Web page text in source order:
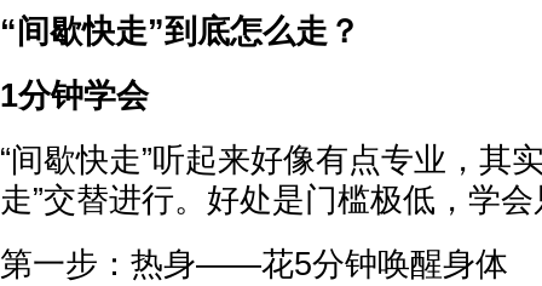
“间歇快走”到底怎么走？
1分钟学会
“间歇快走”听起来好像有点专业，其
走”交替进行。好处是门槛极低，学
第一步：热身——花5分钟唤醒身体